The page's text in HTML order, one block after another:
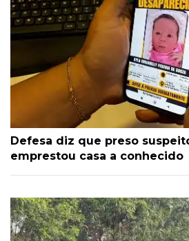
Defesa diz que preso
emprestou casa a conhecido